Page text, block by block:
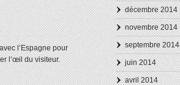
avec l’Espagne pour
l’œil du visiteur.
décembre 2014
novembre 2014
septembre 2014
juin 2014
avril 2014